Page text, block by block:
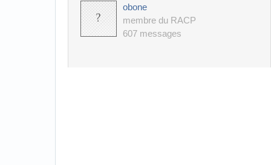
obone
membre du RACP
607 messages